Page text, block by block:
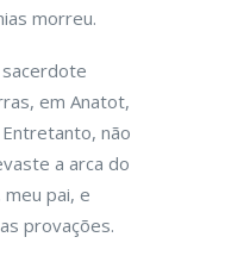
morreu.
em Anatot,
não
a arca do
meu pai, e
provações.